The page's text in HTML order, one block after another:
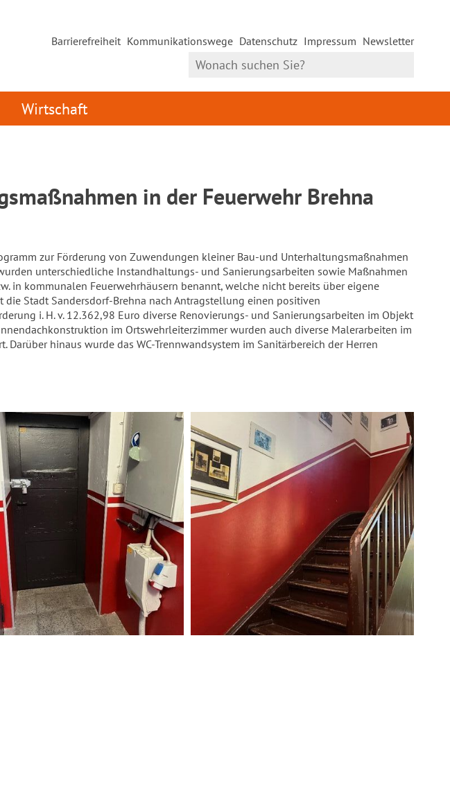
Barrierefreiheit Kommunikationswege Datenschutz Impressum Newsletter
Wirtschaft
in der Feuerwehr Brehna
zur Förderung von Zuwendungen kleiner Bau-und Unterhaltungsmaßnahmen
unterschiedliche Instandhaltungs- und Sanierungsarbeiten sowie Maßnahmen
in kommunalen Feuerwehrhäusern benannt, welche nicht bereits über eigene
Stadt Sandersdorf-Brehna nach Antragstellung einen positiven
i. H. v. 12.362,98 Euro diverse Renovierungs- und Sanierungsarbeiten im Objekt
im Ortswehrleiterzimmer wurden auch diverse Malerarbeiten im
hinaus wurde das WC-Trennwandsystem im Sanitärbereich der Herren